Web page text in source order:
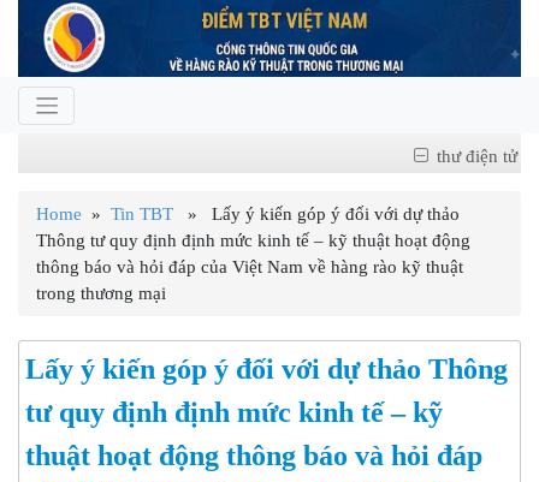
thư điện tử
Home » Tin TBT » Lấy ý kiến góp ý đối với dự thảo
Thông tư quy định định mức kinh tế – kỹ thuật hoạt động
thông báo và hỏi đáp của Việt Nam về hàng rào kỹ thuật
trong thương mại
Lấy ý kiến góp ý đối với dự thảo Thông
tư quy định định mức kinh tế – kỹ
thuật hoạt động thông báo và hỏi đáp